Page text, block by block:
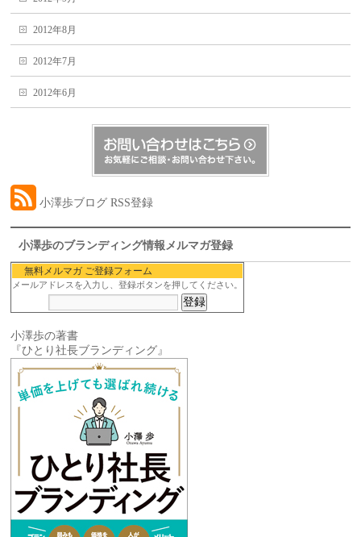
2012年8月
2012年7月
2012年6月
小澤歩ブログ RSS登録
小澤歩のブランディング情報メルマガ登録
無料メルマガ ご登録フォーム
メールアドレスを入力し、登録ボタンを押してください。
小澤歩の著書
『ひとり社長ブランディング』